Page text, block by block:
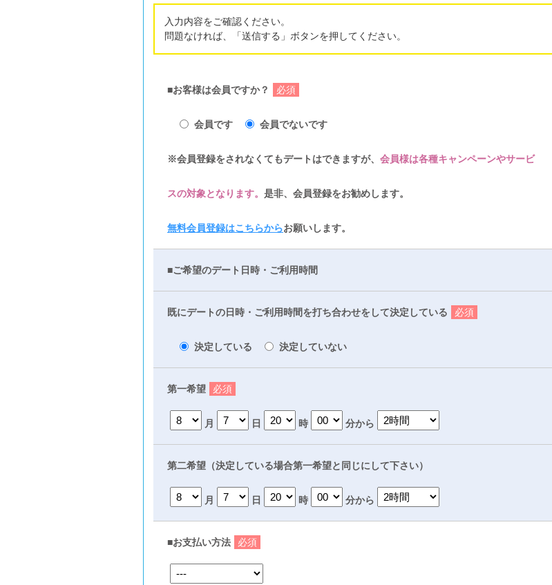
入力内容をご確認ください。
問題なければ、「送信する」ボタンを押してください。
■お客様は会員ですか？ 必須
会員です 会員でないです
※会員登録をされなくてもデートはできますが、 会員様は各種キャンペーンやサービ
スの対象となります。 是非、会員登録をお勧めします。
無料会員登録はこちらからお願いします。
■ご希望のデート日時・ご利用時間
既にデートの日時・ご利用時間を打ち合わせをして決定している 必須
決定している 決定していない
第一希望 必須
月 日 時 分から
第二希望（決定している場合第一希望と同じにして下さい）
月 日 時 分から
■お支払い方法 必須